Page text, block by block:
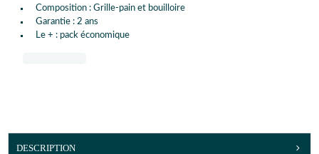
Composition : Grille-pain et bouilloire
Garantie : 2 ans
Le + : pack économique
DESCRIPTION